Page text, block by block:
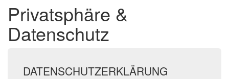
Privatsphäre &
Datenschutz
DATENSCHUTZERKLÄRUNG